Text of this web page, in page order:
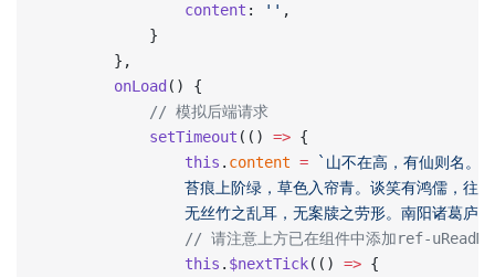
				content
: '' ,
			}
		},
		onLoad
() {
			// 模拟后端请求
			setTimeout
(() => {
				this
. content = `山不在高，有仙则名。
苔痕上阶绿，草色入帘青。谈笑有鸿儒，
无丝竹之乱耳，无案牍之劳形。南阳诸葛
// 请注意上方已在组件中添加ref-
				this
. $nextTick(() => {